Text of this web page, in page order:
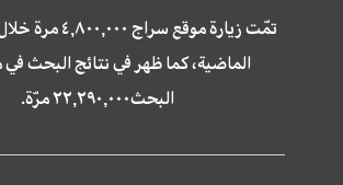
تمّت زيارة موقع
الماضية، كما ظهر في نتائج البحث
البحث٢٢,٢٩٠,٠٠٠ مرّة.